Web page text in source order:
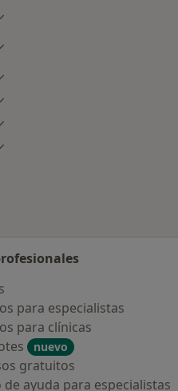
para especialistas
para clínicas
nuevo
gratuitos
de ayuda para especialistas